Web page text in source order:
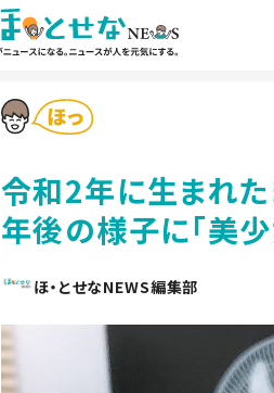
令和2年に生まれ
年後の様子に「美少
ほ・とせなNEWS編集部